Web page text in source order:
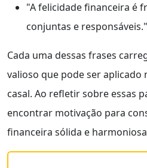
"A felicidade financeira é
conjuntas e responsáveis."
Cada uma dessas frases
valioso que pode ser aplicado
casal. Ao refletir sobre essas
encontrar motivação para
financeira sólida e